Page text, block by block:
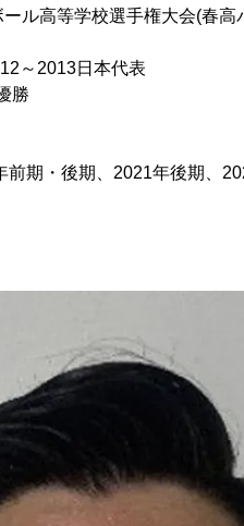
高等学校選手権大会(春高
2013日本代表
勝
期・後期、2021年後期、